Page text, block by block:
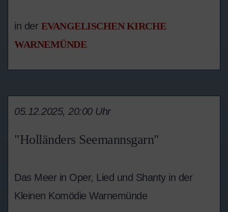
in der EVANGELISCHEN KIRCHE
WARNEMÜNDE
"Holländers Seemannsgarn"
05.12.2025, 20:00 Uhr
Das Meer in Oper, Lied und Shanty in der
Kleinen Komödie Warnemünde